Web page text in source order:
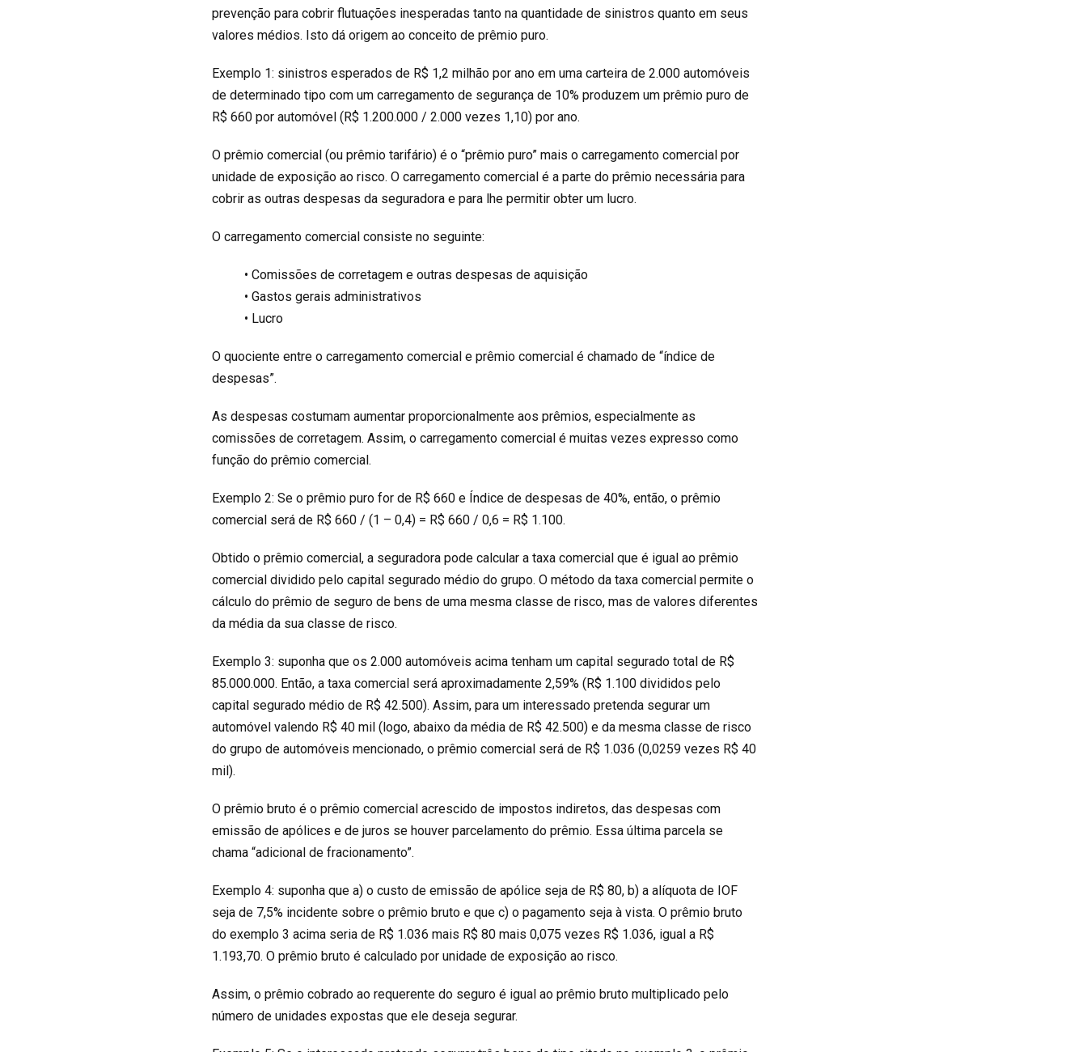
prevenção para cobrir flutuações inesperadas tanto na quantidade de sinistros quanto em seus
valores médios. Isto dá origem ao conceito de prêmio puro.
Exemplo 1: sinistros esperados de R$ 1,2 milhão por ano em uma carteira de 2.000 automóveis
de determinado tipo com um carregamento de segurança de 10% produzem um prêmio puro de
R$ 660 por automóvel (R$ 1.200.000 / 2.000 vezes 1,10) por ano.
O prêmio comercial (ou prêmio tarifário) é o “prêmio puro” mais o carregamento comercial por
unidade de exposição ao risco. O carregamento comercial é a parte do prêmio necessária para
cobrir as outras despesas da seguradora e para lhe permitir obter um lucro.
O carregamento comercial consiste no seguinte:
• Comissões de corretagem e outras despesas de aquisição
• Gastos gerais administrativos
• Lucro
O quociente entre o carregamento comercial e prêmio comercial é chamado de “índice de
despesas”.
As despesas costumam aumentar proporcionalmente aos prêmios, especialmente as
comissões de corretagem. Assim, o carregamento comercial é muitas vezes expresso como
função do prêmio comercial.
Exemplo 2: Se o prêmio puro for de R$ 660 e Índice de despesas de 40%, então, o prêmio
comercial será de R$ 660 / (1 – 0,4) = R$ 660 / 0,6 = R$ 1.100.
Obtido o prêmio comercial, a seguradora pode calcular a taxa comercial que é igual ao prêmio
comercial dividido pelo capital segurado médio do grupo. O método da taxa comercial permite o
cálculo do prêmio de seguro de bens de uma mesma classe de risco, mas de valores diferentes
da média da sua classe de risco.
Exemplo 3: suponha que os 2.000 automóveis acima tenham um capital segurado total de R$
85.000.000. Então, a taxa comercial será aproximadamente 2,59% (R$ 1.100 divididos pelo
capital segurado médio de R$ 42.500). Assim, para um interessado pretenda segurar um
automóvel valendo R$ 40 mil (logo, abaixo da média de R$ 42.500) e da mesma classe de risco
do grupo de automóveis mencionado, o prêmio comercial será de R$ 1.036 (0,0259 vezes R$ 40
mil).
O prêmio bruto é o prêmio comercial acrescido de impostos indiretos, das despesas com
emissão de apólices e de juros se houver parcelamento do prêmio. Essa última parcela se
chama “adicional de fracionamento”.
Exemplo 4: suponha que a) o custo de emissão de apólice seja de R$ 80, b) a alíquota de IOF
seja de 7,5% incidente sobre o prêmio bruto e que c) o pagamento seja à vista. O prêmio bruto
do exemplo 3 acima seria de R$ 1.036 mais R$ 80 mais 0,075 vezes R$ 1.036, igual a R$
1.193,70. O prêmio bruto é calculado por unidade de exposição ao risco.
Assim, o prêmio cobrado ao requerente do seguro é igual ao prêmio bruto multiplicado pelo
número de unidades expostas que ele deseja segurar.